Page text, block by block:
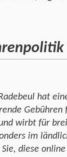
hat
wirbt für
im
diese